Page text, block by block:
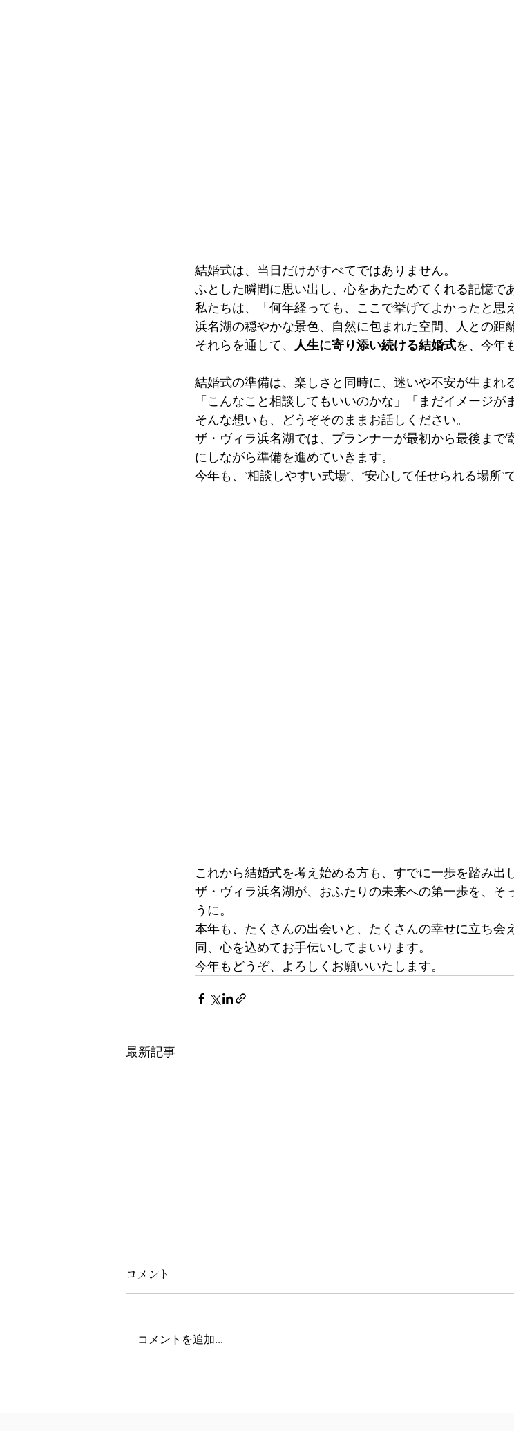
結婚式は、当日だけがすべてではありません。
ふとした瞬間に思い出し、心をあたためてくれる記憶で
私たちは、「何年経っても、ここで挙げてよかったと思
浜名湖の穏やかな景色、自然に包まれた空間、人との距
それらを通して、
人生に寄り添い続ける結婚式を、今年
結婚式の準備は、楽しさと同時に、迷いや不安が生まれ
「こんなこと相談してもいいのかな」「まだイメージが
そんな想いも、どうぞそのままお話しください。
ザ・ヴィラ浜名湖では、プランナーが最初から最後まで
にしながら準備を進めていきます。
今年も、“相談しやすい式場”、“安心して任せられる場所”
これから結婚式を考え始める方も、すでに一歩を踏み出
ザ・ヴィラ浜名湖が、おふたりの未来への第一歩を、そ
うに。
本年も、たくさんの出会いと、たくさんの幸せに立ち会
同、心を込めてお手伝いしてまいります。
今年もどうぞ、よろしくお願いいたします。
最新記事
コメント
コメントを追加…